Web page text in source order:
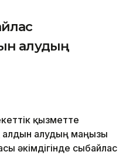
алудың
қызметте
алудың маңызы
әкімдігінде сыбайлас